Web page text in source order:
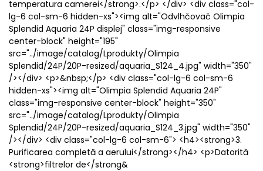
temperatura camerei</strong>.</p> </div> <div class="col-
lg-6 col-sm-6 hidden-xs"><img alt="Odvlhčovač Olimpia
Splendid Aquaria 24P displej" class="img-responsive
center-block" height="195"
src="../image/catalog/Lprodukty/Olimpia
Splendid/24P/20P-resized/aquaria_S124_4.jpg" width="350"
/></div> <p>&nbsp;</p> <div class="col-lg-6 col-sm-6
hidden-xs"><img alt="Olimpia Splendid Aquaria 24P"
class="img-responsive center-block" height="350"
src="../image/catalog/Lprodukty/Olimpia
Splendid/24P/20P-resized/aquaria_S124_3.jpg" width="350"
/></div> <div class="col-lg-6 col-sm-6"> <h4><strong>3.
Purificarea completă a aerului</strong></h4> <p>Datorită
<strong>filtrelor de</strong&